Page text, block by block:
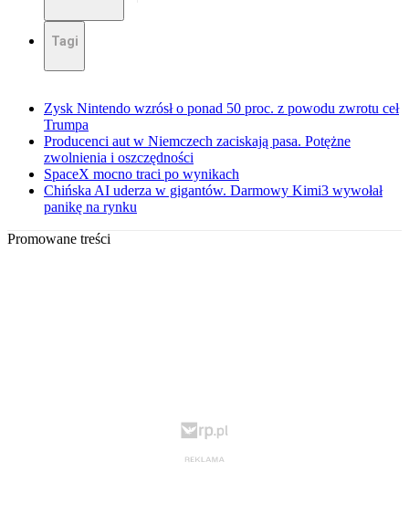
Tagi
Zysk Nintendo wzrósł o ponad 50 proc. z powodu zwrotu ceł
Trumpa
Producenci aut w Niemczech zaciskają pasa. Potężne
zwolnienia i oszczędności
SpaceX mocno traci po wynikach
Chińska AI uderza w gigantów. Darmowy Kimi3 wywołał
panikę na rynku
Promowane treści